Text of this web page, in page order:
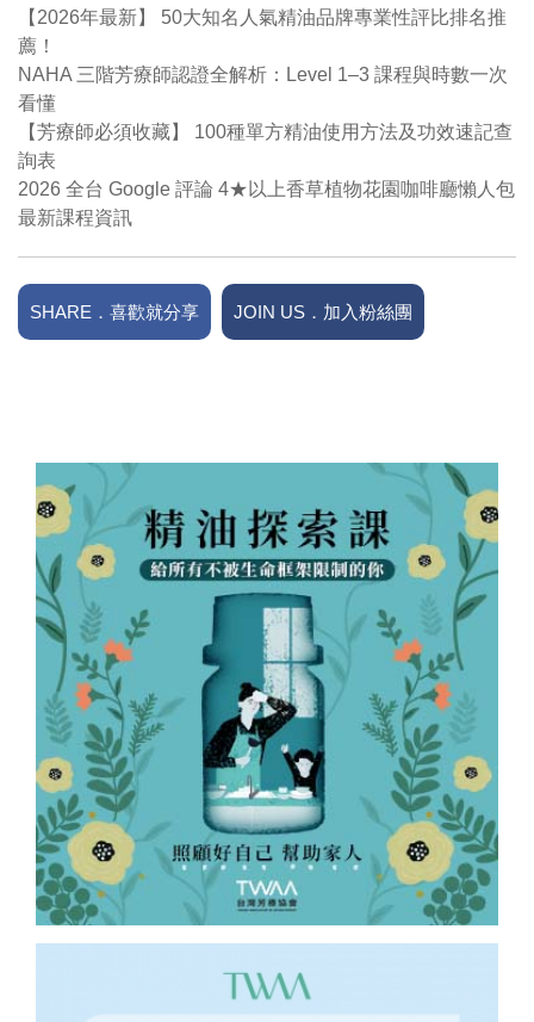
【2026年最新】 50大知名人氣精油品牌專業性評比排名推
薦！
NAHA 三階芳療師認證全解析：Level 1–3 課程與時數一次
看懂
【芳療師必須收藏】 100種單方精油使用方法及功效速記查
詢表
2026 全台 Google 評論 4★以上香草植物花園咖啡廳懶人包
最新課程資訊
SHARE．喜歡就分享 JOIN US．加入粉絲團